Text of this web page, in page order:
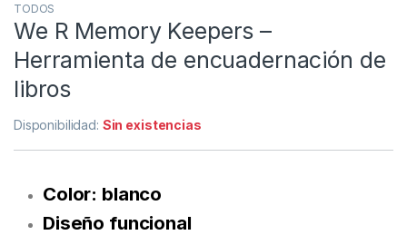
TODOS
We R Memory Keepers –
Herramienta de encuadernación de
libros
Disponibilidad: Sin existencias
Color: blanco
Diseño funcional